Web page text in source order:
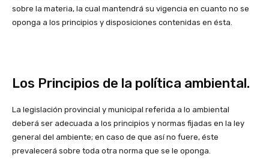
sobre la materia, la cual mantendrá su vigencia en cuanto no se
oponga a los principios y disposiciones contenidas en ésta.
Los Principios de la política ambiental.
La legislación provincial y municipal referida a lo ambiental
deberá ser adecuada a los principios y normas fijadas en la ley
general del ambiente; en caso de que así no fuere, éste
prevalecerá sobre toda otra norma que se le oponga.